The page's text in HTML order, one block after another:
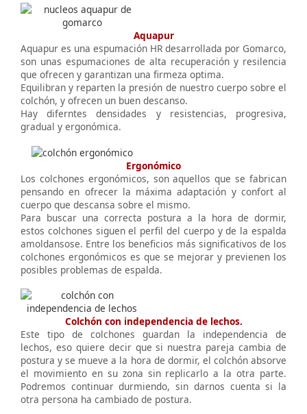
Aquapur
Aquapur es una espumación HR desarrollada por Gomarco,
son unas espumaciones de alta recuperación y resilencia
que ofrecen y garantizan una firmeza optima.
Equilibran y reparten la presión de nuestro cuerpo sobre el
colchón, y ofrecen un buen descanso.
Hay diferntes densidades y resistencias, progresiva,
gradual y ergonómica.
Ergonómico
Los colchones ergonómicos, son aquellos que se fabrican
pensando en ofrecer la máxima adaptación y confort al
cuerpo que descansa sobre el mismo.
Para buscar una correcta postura a la hora de dormir,
estos colchones siguen el perfil del cuerpo y de la espalda
amoldansose. Entre los beneficios más significativos de los
colchones ergonómicos es que se mejorar y previenen los
posibles problemas de espalda.
Colchón con independencia de lechos.
Este tipo de colchones guardan la independencia de
lechos, eso quiere decir que si nuestra pareja cambia de
postura y se mueve a la hora de dormir, el colchón absorve
el movimiento en su zona sin replicarlo a la otra parte.
Podremos continuar durmiendo, sin darnos cuenta si la
otra persona ha cambiado de postura.